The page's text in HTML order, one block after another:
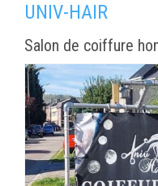
UNIV-HAIR
Salon de coiffure